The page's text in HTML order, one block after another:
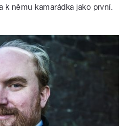
k němu kamarádka jako první.